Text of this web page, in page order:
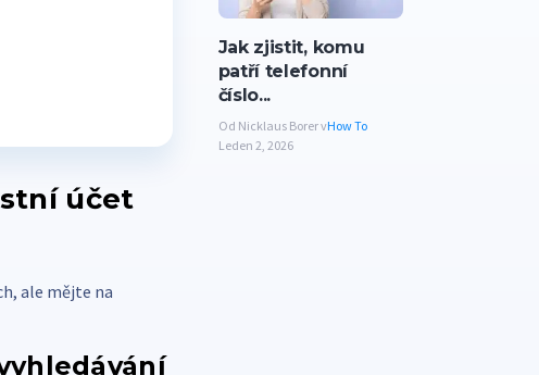
účet
ale mějte na
Jak zjistit, komu
patří telefonní
číslo...
Od Nicklaus Borer vHow To
Leden 2, 2026